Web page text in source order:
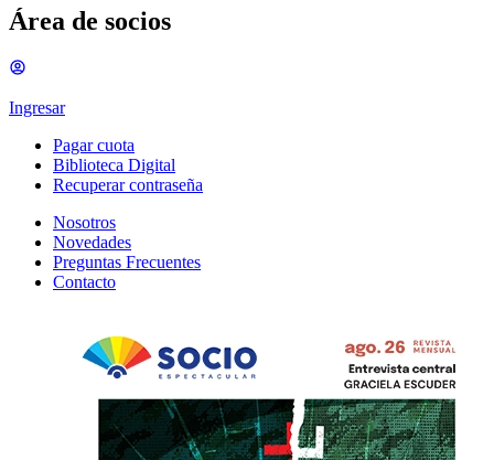
Área de socios
Ingresar
Pagar cuota
Biblioteca Digital
Recuperar contraseña
Nosotros
Novedades
Preguntas Frecuentes
Contacto